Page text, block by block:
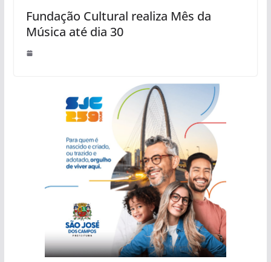
Fundação Cultural realiza Mês da
Música até dia 30